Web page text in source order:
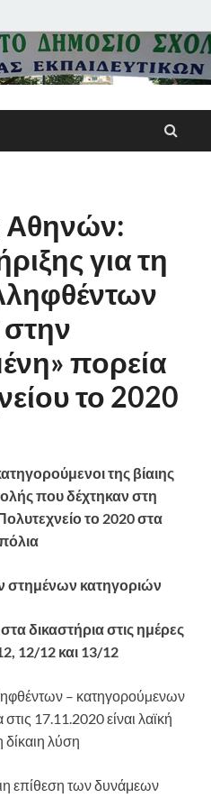
Α΄
Αθηνών
Π.Ε.
Αθηνών:
για τη
πορεία
το 2020
της βίαιης
που δέχτηκαν στη
το 2020 στα
κατηγοριών
δικαστήρια στις ημέρες
12/12 και 13/12
– κατηγορούµενων
17.11.2020 είναι λαϊκή
δίκαιη λύση
επίθεση των δυνάμεων